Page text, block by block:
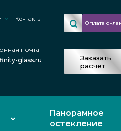
Контакты
почта
glass.ru
Оплата
Заказать
расчет
Панорамное
остекление